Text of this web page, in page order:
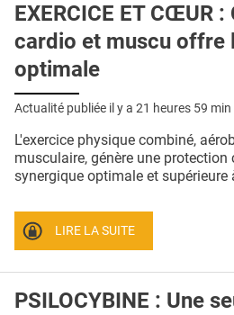
E-REVUE SAD
THÉMA
L'APP
PUBLICITÉ
CONTACT
EXERCICE ET CŒUR
cardio et muscu offre
optimale
Actualité publiée il y a 21 heures 59 min
L'exercice physique combiné,
musculaire, génère une
synergique optimale et supérieure
LIRE LA SUITE
PSILOCYBINE : Une